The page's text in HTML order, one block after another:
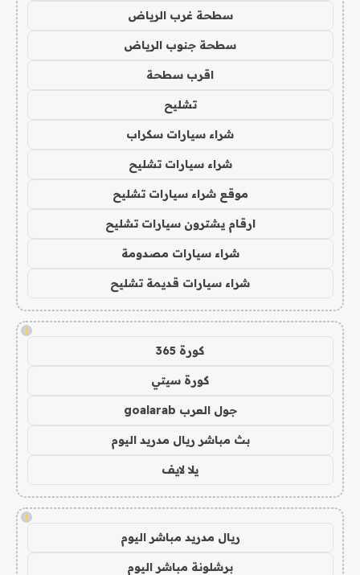
سطحة غرب الرياض
سطحة جنوب الرياض
اقرب سطحة
تشليح
شراء سيارات سكراب
شراء سيارات تشليح
موقع شراء سيارات تشليح
ارقام يشترون سيارات تشليح
شراء سيارات مصدومة
شراء سيارات قديمة تشليح
!
كورة 365
كورة سيتي
جول العرب goalarab
بث مباشر ريال مدريد اليوم
يلا لايف
!
ريال مدريد مباشر اليوم
برشلونة مباشر اليوم